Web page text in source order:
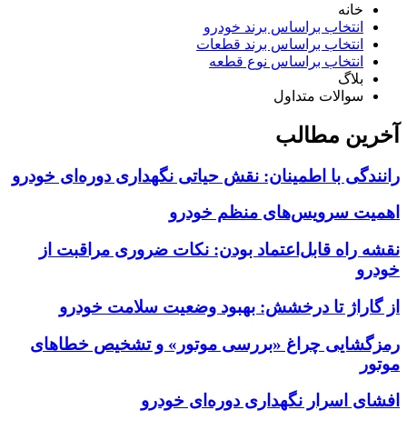
خانه
انتخاب براساس برند خودرو
انتخاب براساس برند قطعات
انتخاب براساس نوع قطعه
بلاگ
سوالات متداول
آخرین مطالب
رانندگی با اطمینان: نقش حیاتی نگهداری دوره‌ای خودرو
اهمیت سرویس‌های منظم خودرو
نقشه راه قابل‌اعتماد بودن: نکات ضروری مراقبت از
خودرو
از گاراژ تا درخشش: بهبود وضعیت سلامت خودرو
رمزگشایی چراغ «بررسی موتور» و تشخیص خطاهای
موتور
افشای اسرار نگهداری دوره‌ای خودرو